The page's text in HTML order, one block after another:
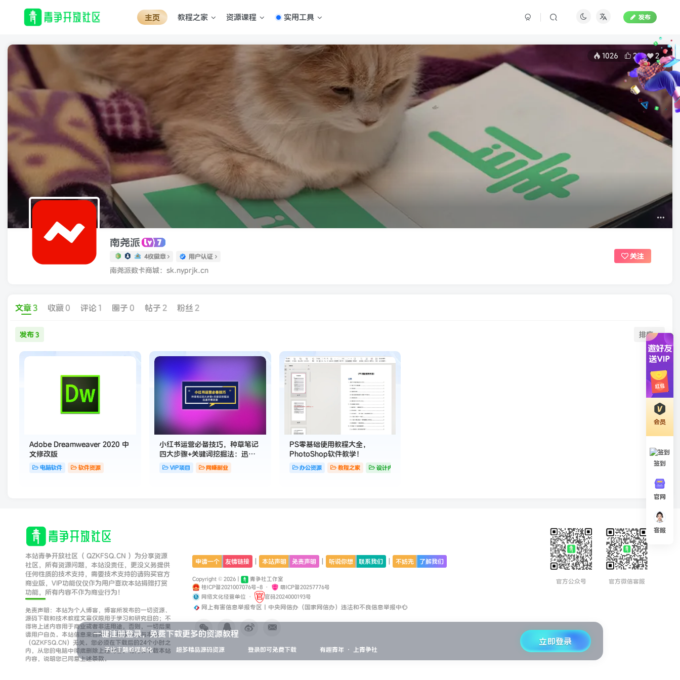
主页 教程之家 资源课程 实用工具 发布
1026 23 2
南尧派
4枚徽章 用户认证
南尧派数卡商城：sk.nyprjk.cn
关注
文章3 收藏0 评论 1 圈子 0 帖子 2 粉丝 2
发布 3 排序
Adobe Dreamweaver 2020 中
文修改版
电脑软件 软件资源
小红书运营必备技巧，种草笔记
四大步骤+关键词挖掘法：迅速
开爆流量
VIP项目 网赚副业
PS零基础使用教程大全，
PhotoShop软件教学！
办公资源 教程之家 设计内容
本站青争开放社区（ QZKFSQ.CN ）为分享资源
社区，所有资源问题，本站没责任，更没义务提供
任何性质的技术支持，需要技术支持的请购买官方
商业版，VIP功能仅仅作为用户喜欢本站捐赠打赏
功能，所有内容不作为商业行为！
免责声明：本站为个人博客，博客所发布的一切资源、
源码下载和技术教程文章仅限用于学习和研究目的；不
得将上述内容用于商业或者非法用途，否则，一切后果
请用户自负。本站信息来自网络，版权争议与本站
（QZKFSQ.CN）无关。您必须在下载后的24个小时之
内，从您的电脑中彻底删除上述内容。访问和下载本站
内容，说明您已同意上述条款。
申请一个 友情链接 本站声明 免责声明 听说你想 联系我们 不妨先 了解我们
Copyright © 2026 |
青争社工作室
桂ICP备2021007076号-8 ·
萌ICP备20257776号
网络文化经营单位 · 官码2024000193号
网上有害信息举报专区丨中央网信办（国家网信办）违法和不良信息举报中心
官方公众号 官方微信客服
一键注册登录，免费下载更多的资源教程
子比主题教程美化 超多精品源码资源 登录即可免费下载 有趣青年 · 上青争社
立即登录
会员
签到
官网
客服